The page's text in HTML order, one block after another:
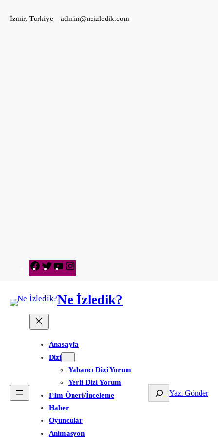
geçİzmir, Türkiye admin@neizledik.com
Facebook
TwitterYouTube
Ne İzledik?
Anasayfa
Dizi
Yabancı Dizi Yorum
Yerli Dizi Yorum
Film Öneri/İnceleme
Haber
Oyuncular
Animasyon
Ara Yazı Gönder